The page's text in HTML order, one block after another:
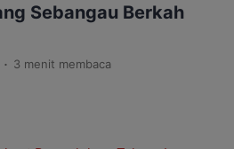
Sebangau Berkah
. 3 menit membaca